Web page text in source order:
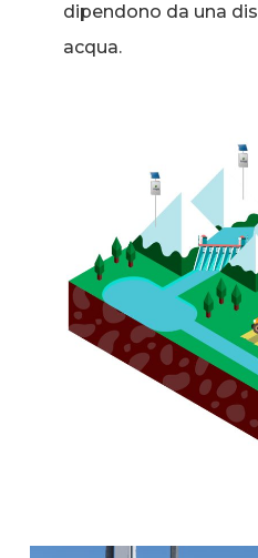
dipendono da una
acqua.